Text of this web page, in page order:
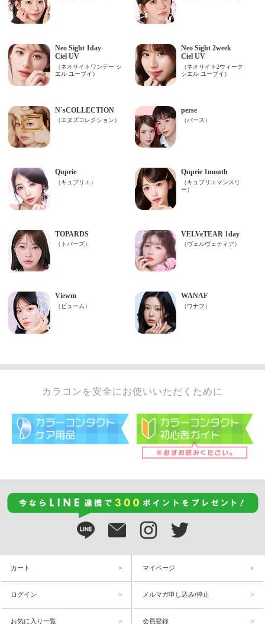
カラコンを安全にお使いいただくために
カート マイページ
ログイン メルマガ申し込み/停止
お気に入り一覧 会員登録